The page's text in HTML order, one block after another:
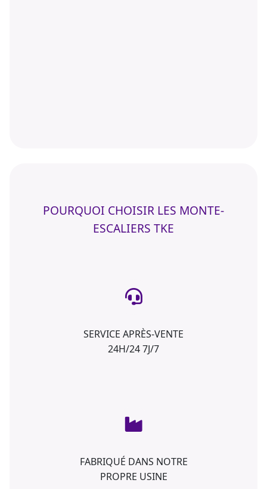
POURQUOI CHOISIR LES MONTE-
ESCALIERS TKE
SERVICE APRÈS-VENTE
24H/24 7J/7
FABRIQUÉ DANS NOTRE
PROPRE USINE